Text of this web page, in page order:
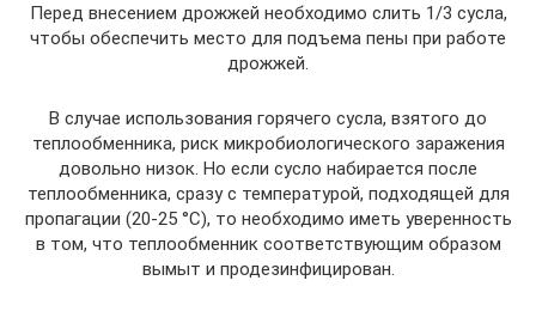
Перед внесением дрожжей необходимо слить 1/3 сусла,
чтобы обеспечить место для подъема пены при работе
дрожжей.
В случае использования горячего сусла, взятого до
теплообменника, риск микробиологического заражения
довольно низок. Но если сусло набирается после
теплообменника, сразу с температурой, подходящей для
пропагации (20-25 °С), то необходимо иметь уверенность
в том, что теплообменник соответствующим образом
вымыт и продезинфицирован.